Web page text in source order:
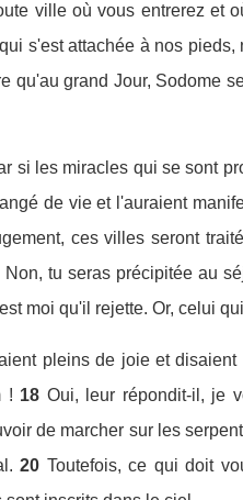
ville où vous entrerez et
s'est attachée à nos
qu'au grand Jour, Sodome
si les miracles qui se sont
de vie et l'auraient
ces villes seront
tu seras précipitée au
moi qu'il rejette. Or, celui
pleins de joie et
! 18 Oui, leur répondit-il, je
de marcher sur les
20 Toutefois, ce qui doit